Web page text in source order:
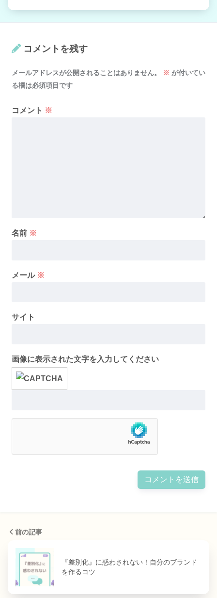
コメントを残す
メールアドレスが公開されることはありません。 ※ が付いてい
る欄は必須項目です
コメント ※
名前 ※
メール ※
サイト
画像に表示された文字を入力してください
前の記事
『差別化』に惑わされない！自分のブランド
を作るコツ